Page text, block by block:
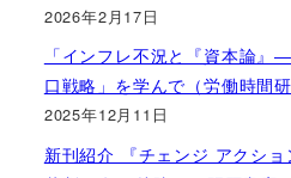
2026年2月17日
「インフレ不況と『資本論』
口戦略」を学んで（労働時間研
2025年12月11日
新刊紹介 『チェンジ アクシ